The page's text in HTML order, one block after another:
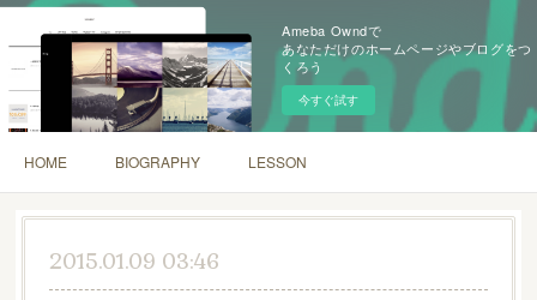
Ameba Owndで
あなただけのホームページやブログをつ
くろう
今すぐ試す
HOME BIOGRAPHY LESSON
2015.01.09 03:46